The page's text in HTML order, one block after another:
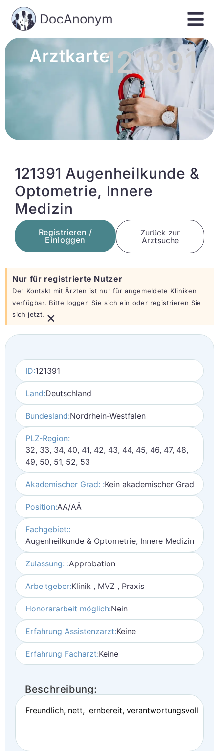
Arztkarte121391
121391 Augenheilkunde &
Optometrie, Innere
Medizin
Registrieren /
Einloggen
Zurück zur
Arztsuche
Nur für registrierte Nutzer
Der Kontakt mit Ärzten ist nur für angemeldete Kliniken
verfügbar. Bitte loggen Sie sich ein oder registrieren Sie
sich jetzt. ×
ID:121391
Land:Deutschland
Bundesland:Nordrhein-Westfalen
PLZ-Region:
32, 33, 34, 40, 41, 42, 43, 44, 45, 46, 47, 48,
49, 50, 51, 52, 53
Akademischer Grad: :Kein akademischer Grad
Position:AA/AÄ
Fachgebiet::
Augenheilkunde & Optometrie, Innere Medizin
Zulassung: :Approbation
Arbeitgeber:Klinik , MVZ , Praxis
Honorararbeit möglich:Nein
Erfahrung Assistenzarzt:Keine
Erfahrung Facharzt:Keine
Beschreibung:
Freundlich, nett, lernbereit, verantwortungsvoll